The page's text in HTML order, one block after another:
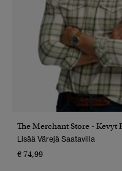
The Merchant Store - Kevyt
Lisää Värejä Saatavilla
€ 74,99